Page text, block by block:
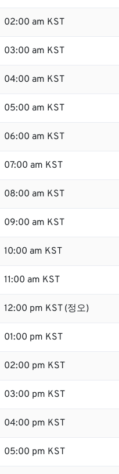
02:00 am KST
03:00 am KST
04:00 am KST
05:00 am KST
06:00 am KST
07:00 am KST
08:00 am KST
09:00 am KST
10:00 am KST
11:00 am KST
12:00 pm KST (정오)
01:00 pm KST
02:00 pm KST
03:00 pm KST
04:00 pm KST
05:00 pm KST